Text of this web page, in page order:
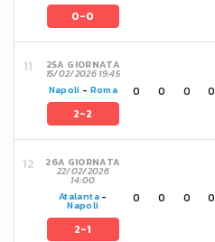
0-0
25A GIORNATA
15/02/2026 19:45
Napoli - Roma
2-2
0 0 0 0
26A GIORNATA
22/02/2026
14:00
Atalanta-
Napoli
2-1
0 0 0 0